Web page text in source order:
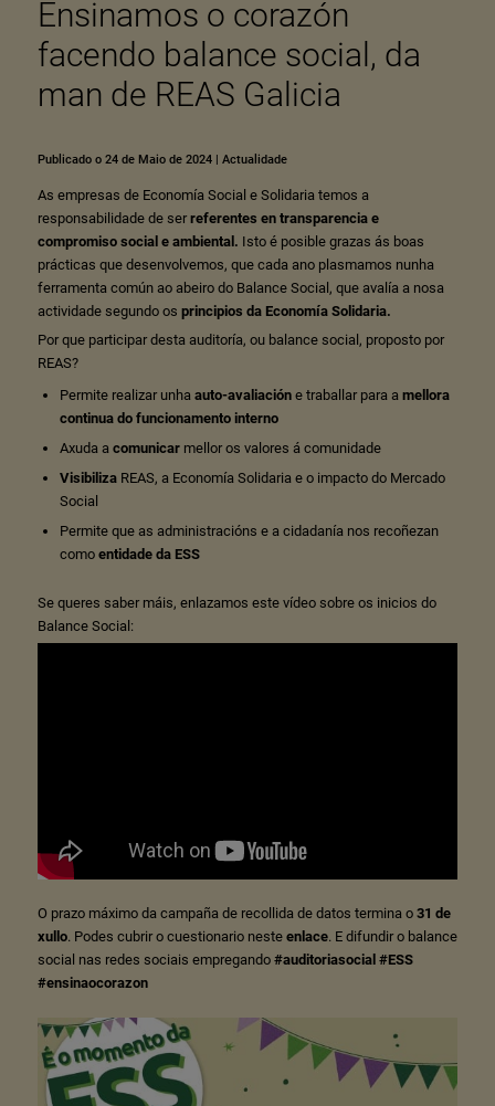
Ensinamos o corazón
facendo balance social, da
man de REAS Galicia
Publicado o 24 de Maio de 2024| Actualidade
As empresas de Economía Social e Solidaria temos a
responsabilidade de ser referentes en transparencia e
compromiso social e ambiental. Isto é posible grazas ás boas
prácticas que desenvolvemos, que cada ano plasmamos nunha
ferramenta común ao abeiro do Balance Social, que avalía a nosa
actividade segundo os principios da Economía Solidaria.
Por que participar desta auditoría, ou balance social, proposto por
REAS?
Permite realizar unha auto-avaliacióne traballar para a mellora
continua do funcionamento interno
Axuda a comunicarmellor os valores á comunidade
VisibilizaREAS, a Economía Solidaria e o impacto do Mercado
Social
Permite que as administracións e a cidadanía nos recoñezan
como entidade da ESS
Se queres saber máis, enlazamos este vídeo sobre os inicios do
Balance Social:
O prazo máximo da campaña de recollida de datos termina o 31 de
xullo. Podes cubrir o cuestionario neste enlace. E difundir o balance
social nas redes sociais empregando #auditoriasocial #ESS
#ensinaocorazon